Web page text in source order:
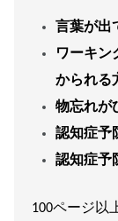
言葉が出
ワーキン
かられる
物忘れが
認知症予
認知症
100ページ以